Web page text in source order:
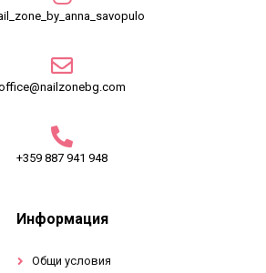
+359 887 941 948
Информация
Общи условия